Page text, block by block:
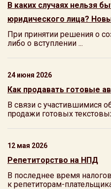
В каких случаях нельзя
юридического лица?
При принятии решения о
либо о вступлении ...
24 июня 2026
Как продавать готовые
В связи с участившимися
продажи готовых
12 мая 2026
Репетиторство на НПД
В последнее время
к репетиторам-